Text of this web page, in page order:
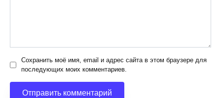
Сохранить моё имя, email и адрес сайта в этом браузере для
последующих моих комментариев.